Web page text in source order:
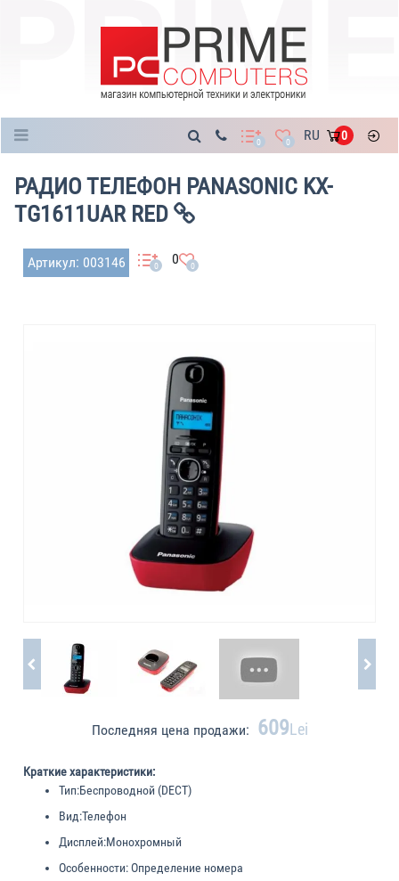
0 0 RU 0
РАДИО ТЕЛЕФОН PANASONIC KX-
TG1611UAR RED
Артикул: 003146 0 0 0
Последняя цена продажи: 609Lei
Краткие характеристики:
Тип:Беспроводной (DECT)
Вид:Телефон
Дисплей:Монохромный
Особенности:Определение номера